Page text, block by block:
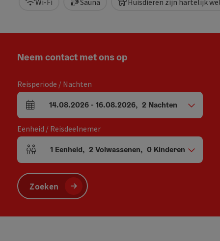
Wi-Fi Sauna Huisdieren zijn hartelijk
Neem contact met ons op
Reisperiode / Nachten
Velden voor aankomst en vertrek
14.08.2026- 16.08.2026, 2 Nachten
Eenheid / Reisdeelnemer
Aantal eenheden en persoonsvelden
1 Eenheid, 2 Volwassenen, 0 Kinderen
Zoeken